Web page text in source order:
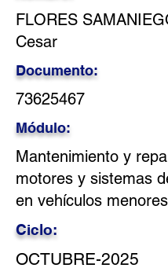
FLORES
Cesar
Documento:
73625467
Módulo:
Mantenimiento y
motores y sistemas
en vehículos menores
Ciclo:
OCTUBRE-2025